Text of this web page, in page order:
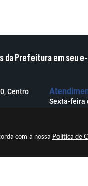
com a nossa Política de
da Prefeitura em seu
Centro
Sexta-feira